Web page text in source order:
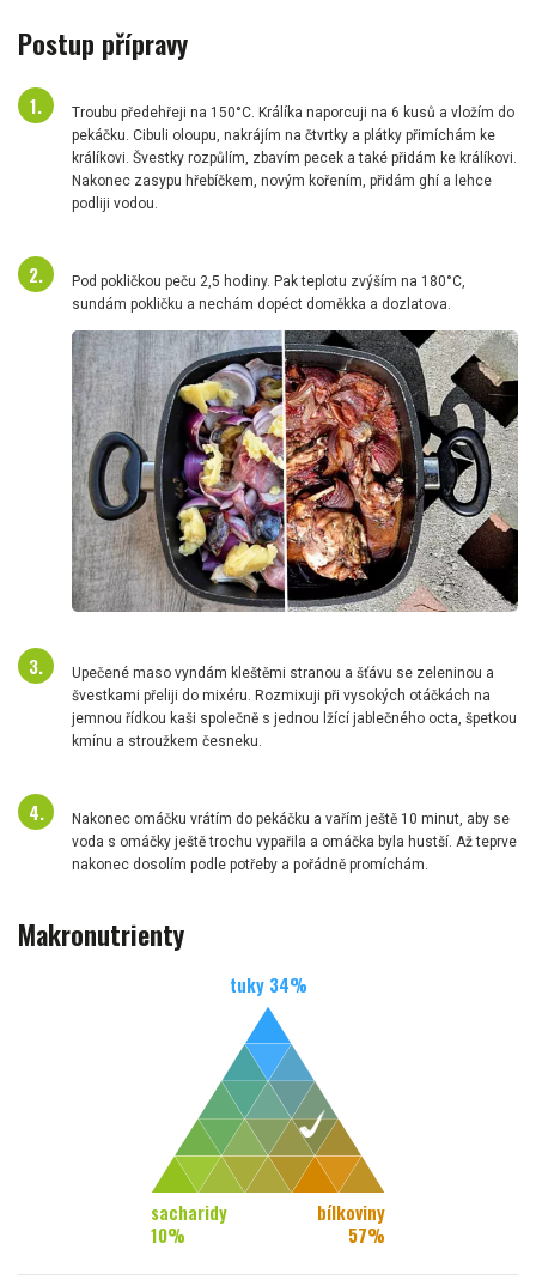
Postup přípravy
Troubu předehřeji na 150°C. Králíka naporcuji na 6 kusů a vložím do
pekáčku. Cibuli oloupu, nakrájím na čtvrtky a plátky přimíchám ke
králíkovi. Švestky rozpůlím, zbavím pecek a také přidám ke králíkovi.
Nakonec zasypu hřebíčkem, novým kořením, přidám ghí a lehce
podliji vodou.
Pod pokličkou peču 2,5 hodiny. Pak teplotu zvýším na 180°C,
sundám pokličku a nechám dopéct doměkka a dozlatova.
Upečené maso vyndám kleštěmi stranou a šťávu se zeleninou a
švestkami přeliji do mixéru. Rozmixuji při vysokých otáčkách na
jemnou řídkou kaši společně s jednou lžící jablečného octa, špetkou
kmínu a stroužkem česneku.
Nakonec omáčku vrátím do pekáčku a vařím ještě 10 minut, aby se
voda s omáčky ještě trochu vypařila a omáčka byla hustší. Až teprve
nakonec dosolím podle potřeby a pořádně promíchám.
Makronutrienty
tuky 34%
sacharidy
10%
bílkoviny
57%